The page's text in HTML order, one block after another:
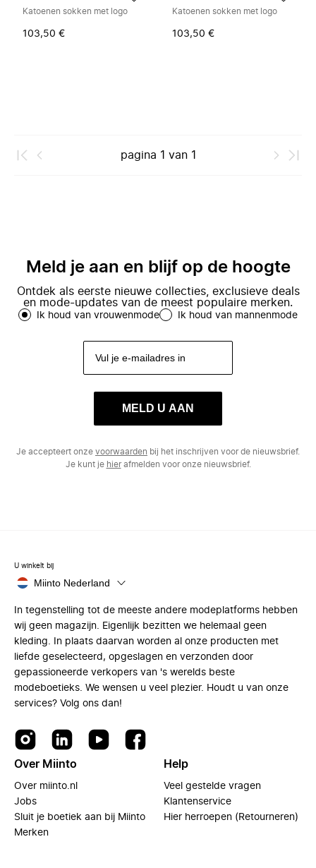
Katoenen sokken met logo
103,50 €
Katoenen sokken met logo
103,50 €
pagina 1 van 1
Meld je aan en blijf op de hoogte
Ontdek als eerste nieuwe collecties, exclusieve deals
en mode-updates van de meest populaire merken.
Ik houd van vrouwenmode Ik houd van mannenmode
MELD U AAN
Je accepteert onze voorwaarden bij het inschrijven voor de nieuwsbrief.
Je kunt je hierafmelden voor onze nieuwsbrief.
U winkelt bij
Miinto Nederland
In tegenstelling tot de meeste andere modeplatforms hebben
wij geen magazijn. Eigenlijk bezitten we helemaal geen
kleding. In plaats daarvan worden al onze producten met
liefde geselecteerd, opgeslagen en verzonden door
gepassioneerde verkopers van 's werelds beste
modeboetieks. We wensen u veel plezier. Houdt u van onze
services? Volg ons dan!
Over Miinto
Over miinto.nl
Jobs
Sluit je boetiek aan bij Miinto
Merken
Help
Veel gestelde vragen
Klantenservice
Hier herroepen (Retourneren)